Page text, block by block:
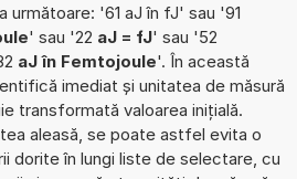
următoare: '61 aJ în fJ' sau '91
' sau '22 aJ = fJ' sau '52
aJ în Femtojoule'. În această
imediat și unitatea de măsură
transformată valoarea inițială.
aleasă, se poate astfel evita o
dorite în lungi liste de selectare, cu